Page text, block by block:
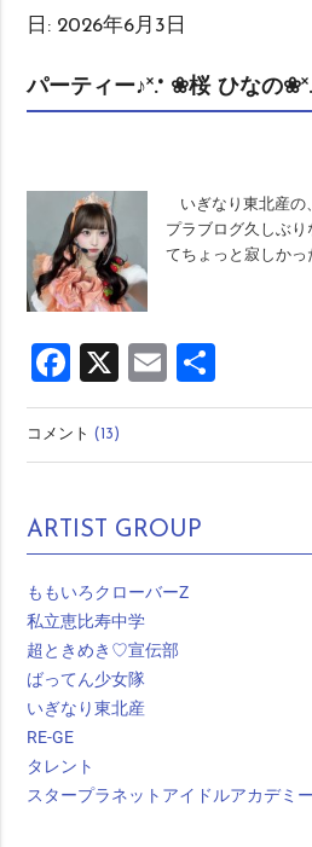
日: 2026年6月3日
パーティー♪˟.˚ ❀桜 ひなの
いぎなり東北産
プラブログ久しぶ
てちょっと寂しかっ
Facebook
X Email
有
コメント(13)
ARTIST GROUP
ももいろクローバーZ
私立恵比寿中学
超ときめき♡宣伝部
ばってん少女隊
いぎなり東北産
RE-GE
タレント
スタープラネットアイドルアカデミー